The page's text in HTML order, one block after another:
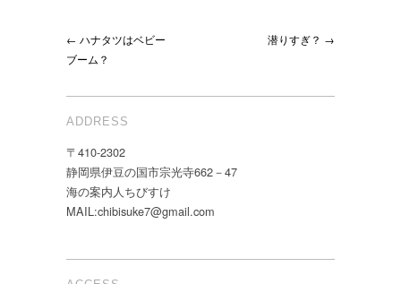
← ハナタツはベビー
ブーム？
潜りすぎ？ →
ADDRESS
〒410-2302
静岡県伊豆の国市宗光寺662－47
海の案内人ちびすけ
MAIL:chibisuke7@gmail.com